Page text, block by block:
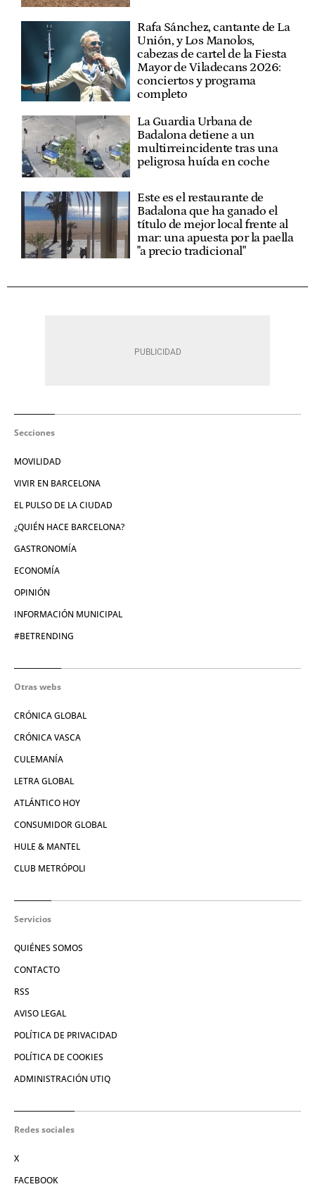
Rafa Sánchez, cantante de La
Unión, y Los Manolos,
cabezas de cartel de la Fiesta
Mayor de Viladecans 2026:
conciertos y programa
completo
La Guardia Urbana de
Badalona detiene a un
multirreincidente tras una
peligrosa huída en coche
Este es el restaurante de
Badalona que ha ganado el
título de mejor local frente al
mar: una apuesta por la paella
"a precio tradicional"
Secciones
MOVILIDAD
VIVIR EN BARCELONA
EL PULSO DE LA CIUDAD
¿QUIÉN HACE BARCELONA?
GASTRONOMÍA
ECONOMÍA
OPINIÓN
INFORMACIÓN MUNICIPAL
#BETRENDING
Otras webs
CRÓNICA GLOBAL
CRÓNICA VASCA
CULEMANÍA
LETRA GLOBAL
ATLÁNTICO HOY
CONSUMIDOR GLOBAL
HULE & MANTEL
CLUB METRÓPOLI
Servicios
QUIÉNES SOMOS
CONTACTO
RSS
AVISO LEGAL
POLÍTICA DE PRIVACIDAD
POLÍTICA DE COOKIES
ADMINISTRACIÓN UTIQ
Redes sociales
X
FACEBOOK